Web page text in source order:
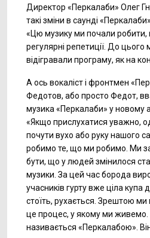
Директор «Перкалаби» Олег
такі зміни в саунді
«Цю музику ми почали робити,
регулярні репетиції. До
відігравали програму, як на
А ось вокаліст і фронтмен
Федотов, або просто Федот,
музика «Перкалаби» у новому
«Якщо прислухатися уважно,
почути вухо або руку нашого
робимо те, що ми робимо. Ми
бути, що у людей змінилося
музики. За цей час борода
учасників гурту вже ціла купа
стоїть, рухається. Зрештою
це процес, у якому ми живемо.
називається «Перкалабою». Він